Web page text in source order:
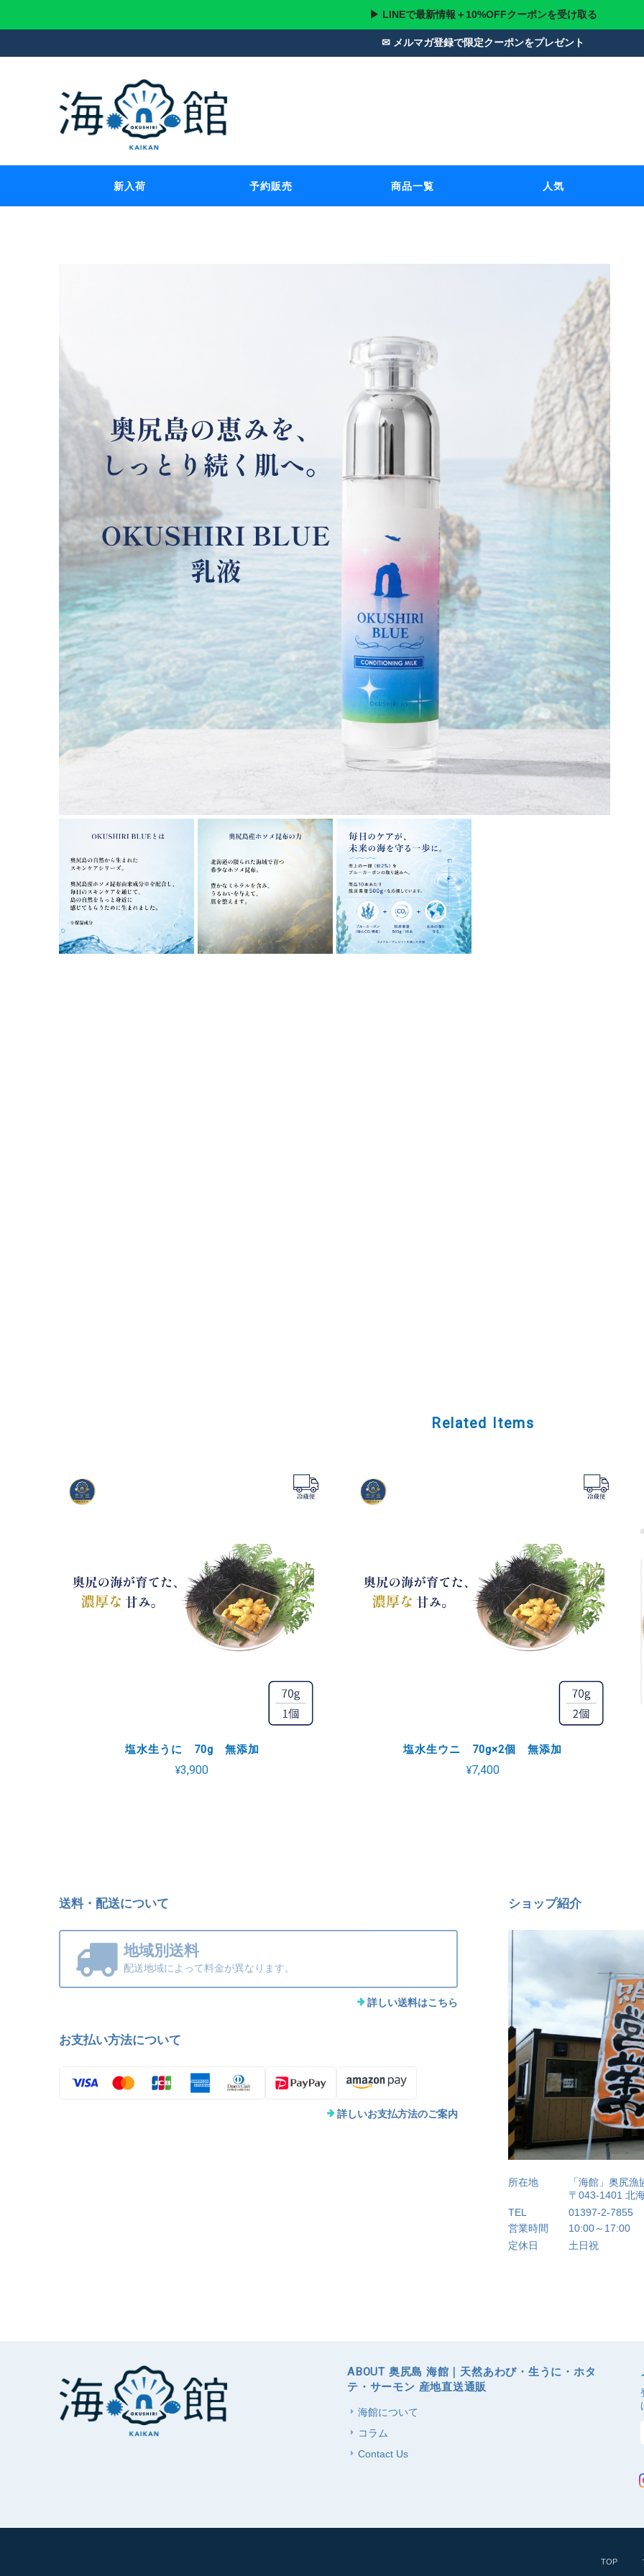
▶ LINEで最新情報＋10%OFFクーポンを受け取る
✉ メルマガ登録で限定クーポンをプレゼント
新入荷 予約販売 商品一覧 人気
Related Items
塩水生うに 70g 無添加
¥3,900
塩水生ウニ 70g×2個 無添加
¥7,400
送料・配送について
地域別送料
配送地域によって料金が異なります。
詳しい送料はこちら
お支払い方法について
詳しいお支払方法のご案内
ショップ紹介
所在地
「海館」奥尻
〒043-1401 北
TEL
01397-2-7855
営業時間
10:00～17:00
定休日
土日祝
ABOUT 奥尻島 海館｜天然あわび・生うに・ホタ
テ・サーモン 産地直送通販
海館について
コラム
Contact Us
TOP